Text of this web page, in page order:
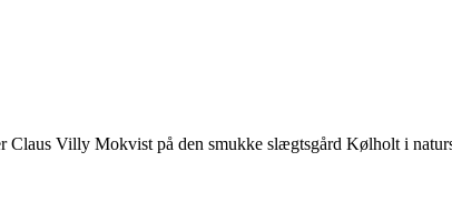
Claus Villy Mokvist på den smukke slægtsgård Kølholt i